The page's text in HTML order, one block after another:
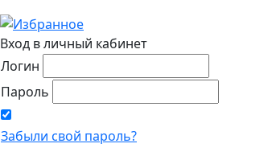
Вход в личный кабинет
Логин
Пароль
Забыли свой пароль?